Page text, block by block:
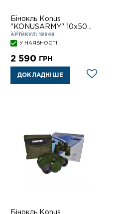
Бінокль Konus
"KONUSARMY" 10x50
W.A.
АРТИКУЛ: 19948
У НАЯВНОСТІ
2 590 ГРН
ДОКЛАДНІШЕ
Бінокль Konus